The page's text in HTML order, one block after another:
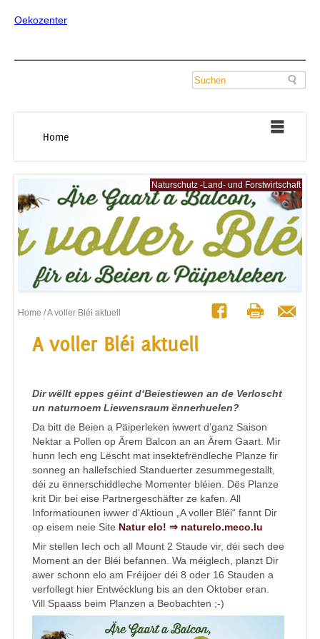
Oekozenter
Home
Naturschutz -Land- und Forstwirtschaft
Home / A voller Bléi aktuell
A voller Bléi aktuell
Dir wëllt eppes géint d‘Beiestiewen an de Verloscht
un naturnoem Liewensraum ënnerhuelen?
Da bitt de Beien a Päiperleken iwwert d’ganz Saison
Nektar a Pollen op Ärem Balcon an an Ärem Gaart. Mir
hunn Iech eng Lëscht mat insektefrëndleche Planze fir
sonneg an hallefschied Standuerter zesummegestallt,
déi zu ënnerschiddleche Momenter bléien. Dës Planze
krit Dir bei eise Partnergeschäfter ze kafen. All
Informatiounen iwwer d‘Aktioun „A voller Bléi“ fannt Dir
op eisem neie Site Natur elo! ⇒ naturelo.meco.lu
Mir stellen Iech och all Mount 2 Staude vir, déi sech dee
Moment an der Bléi befannen. Wa méiglech, planzt Dir
awer schonn elo am Fréijoer déi 8 oder 16 Stauden a
verfollegt hier Entwécklung bis an den Oktober eran.
Vill Spaass beim Planzen a Beobachten ;-)